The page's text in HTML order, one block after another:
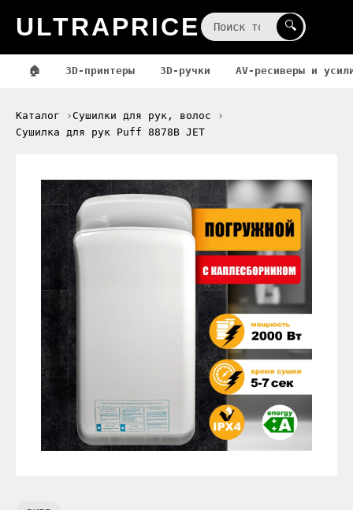
ULTRAPRICE 🔍
🏠 3D-принтеры 3D-ручки AV-ресиверы и
Каталог
Сушилки для рук, волос
Сушилка для рук Puff 8878B JET